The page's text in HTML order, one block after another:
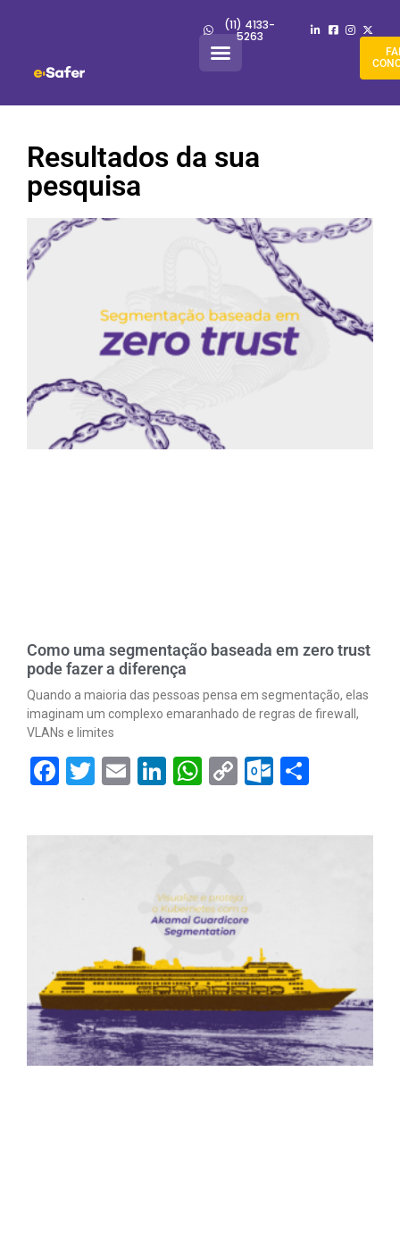
(11) 4133-
5263
Resultados da sua
pesquisa
Como uma segmentação baseada em zero trust
pode fazer a diferença
Quando a maioria das pessoas pensa em segmentação, elas
imaginam um complexo emaranhado de regras de firewall,
VLANs e limites
Facebook
Twitter
EmailLinkedIn
WhatsApp
Copy